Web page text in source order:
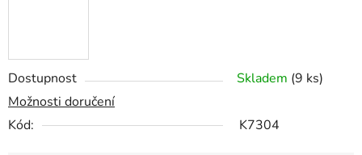
Dostupnost Skladem (9 ks)
Možnosti doručení
Kód:
K7304